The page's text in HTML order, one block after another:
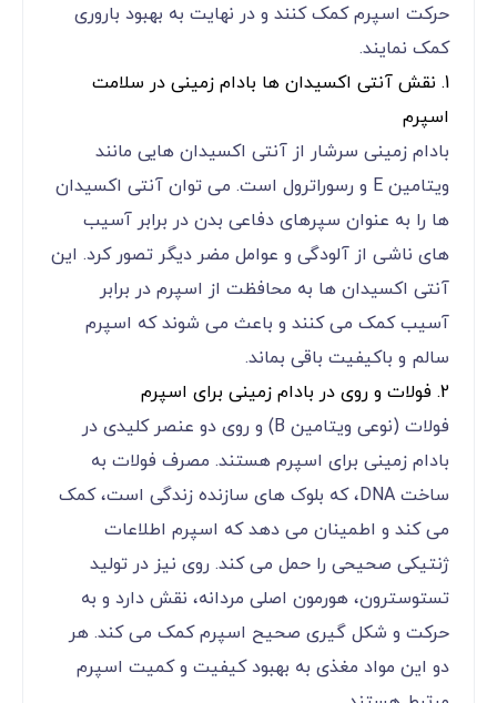
حرکت اسپرم کمک کنند و در نهایت به بهبود باروری
کمک نمایند.
1. نقش آنتی ‌اکسیدان‌ ها بادام زمینی در سلامت
اسپرم
بادام زمینی سرشار از آنتی ‌اکسیدان ‌هایی مانند
ویتامین E و رسوراترول است. می ‌توان آنتی‌ اکسیدان
‌ها را به عنوان سپرهای دفاعی بدن در برابر آسیب
‌های ناشی از آلودگی و عوامل مضر دیگر تصور کرد. این
آنتی ‌اکسیدان‌ ها به محافظت از اسپرم در برابر
آسیب کمک می‌ کنند و باعث می ‌شوند که اسپرم
سالم و باکیفیت باقی بماند.
2. فولات و روی در بادام زمینی برای اسپرم
فولات (نوعی ویتامین B) و روی دو عنصر کلیدی در
بادام زمینی برای اسپرم هستند. مصرف فولات به
ساخت DNA، که بلوک ‌های سازنده زندگی است، کمک
می ‌کند و اطمینان می ‌دهد که اسپرم اطلاعات
ژنتیکی صحیحی را حمل می ‌کند. روی نیز در تولید
تستوسترون، هورمون اصلی مردانه، نقش دارد و به
حرکت و شکل ‌گیری صحیح اسپرم کمک می‌ کند. هر
دو این مواد مغذی به بهبود کیفیت و کمیت اسپرم